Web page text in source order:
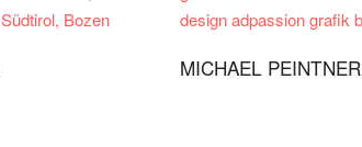
MICHAEL PEINTNER